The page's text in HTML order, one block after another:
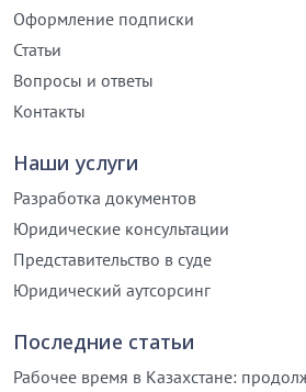
Оформление подписки
Статьи
Вопросы и ответы
Контакты
Наши услуги
Разработка документов
Юридические консультации
Представительство в суде
Юридический аутсорсинг
Последние статьи
Рабочее время в Казахстане: